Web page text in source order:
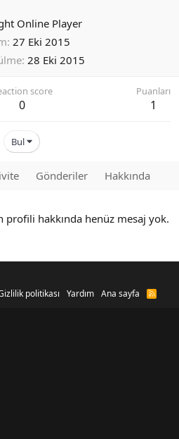
Online Player
27 Eki 2015
28 Eki 2015
score
0
Puanları
1
Bul
Gönderiler Hakkında
profili hakkında henüz mesaj yok.
politikası Yardım Ana sayfa
R